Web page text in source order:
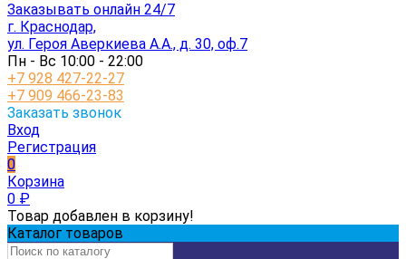
Заказывать онлайн 24/7
г. Краснодар,
ул. Героя Аверкиева А.А., д. 30, оф.7
Пн - Вс 10:00 - 22:00
+7 928 427-22-27
+7 909 466-23-83
Заказать звонок
Вход
Регистрация
0
Корзина
0 ₽
Товар добавлен в корзину!
Каталог товаров